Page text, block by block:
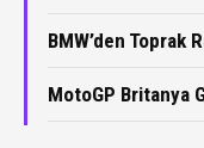
BMW’den Toprak
MotoGP Britanya